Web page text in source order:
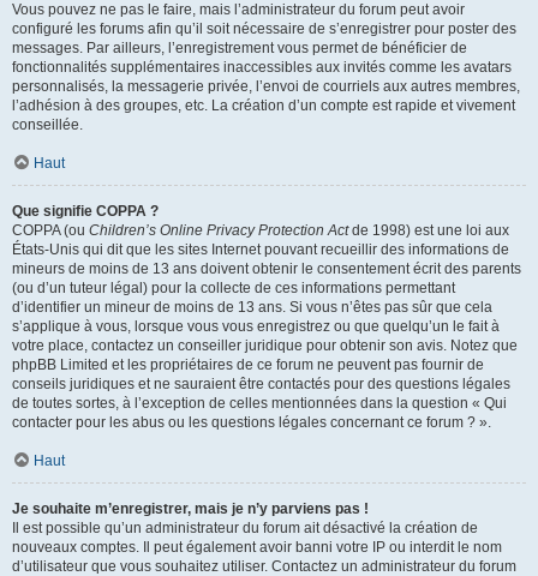
Vous pouvez ne pas le faire, mais l’administrateur du forum peut avoir
configuré les forums afin qu’il soit nécessaire de s’enregistrer pour poster des
messages. Par ailleurs, l’enregistrement vous permet de bénéficier de
fonctionnalités supplémentaires inaccessibles aux invités comme les avatars
personnalisés, la messagerie privée, l’envoi de courriels aux autres membres,
l’adhésion à des groupes, etc. La création d’un compte est rapide et vivement
conseillée.
Haut
Que signifie COPPA ?
COPPA (ou Children’s Online Privacy Protection Actde 1998) est une loi aux
États-Unis qui dit que les sites Internet pouvant recueillir des informations de
mineurs de moins de 13 ans doivent obtenir le consentement écrit des parents
(ou d’un tuteur légal) pour la collecte de ces informations permettant
d’identifier un mineur de moins de 13 ans. Si vous n’êtes pas sûr que cela
s’applique à vous, lorsque vous vous enregistrez ou que quelqu’un le fait à
votre place, contactez un conseiller juridique pour obtenir son avis. Notez que
phpBB Limited et les propriétaires de ce forum ne peuvent pas fournir de
conseils juridiques et ne sauraient être contactés pour des questions légales
de toutes sortes, à l’exception de celles mentionnées dans la question « Qui
contacter pour les abus ou les questions légales concernant ce forum ? ».
Haut
Je souhaite m’enregistrer, mais je n’y parviens pas !
Il est possible qu’un administrateur du forum ait désactivé la création de
nouveaux comptes. Il peut également avoir banni votre IP ou interdit le nom
d’utilisateur que vous souhaitez utiliser. Contactez un administrateur du forum